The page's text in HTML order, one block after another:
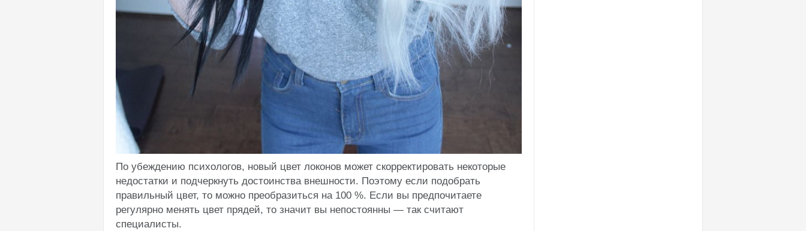
По убеждению психологов, новый цвет локонов может скорректировать некоторые
недостатки и подчеркнуть достоинства внешности. Поэтому если подобрать
правильный цвет, то можно преобразиться на 100 %. Если вы предпочитаете
регулярно менять цвет прядей, то значит вы непостоянны — так считают
специалисты.